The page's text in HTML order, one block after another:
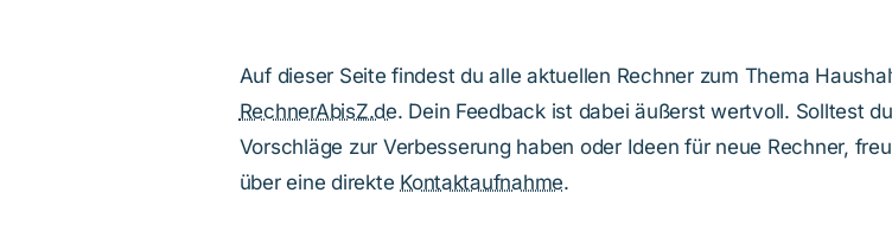
Auf dieser Seite findest du alle aktuellen Rechner zum Thema
RechnerAbisZ.de. Dein Feedback ist dabei äußerst wertvoll. Solltest du
Vorschläge zur Verbesserung haben oder Ideen für neue Rechner,
über eine direkte Kontaktaufnahme.